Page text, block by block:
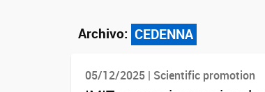
Archivo: CEDENNA
05/12/2025 | Scientific promotion